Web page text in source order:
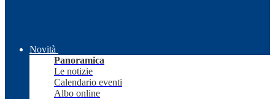
Novità
Panoramica
Le notizie
Calendario eventi
Albo online